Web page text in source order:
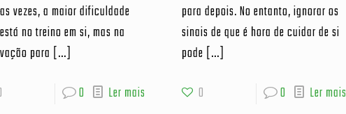
vezes, a maior dificuldade
no treino em si, mas na
para […]
0 Ler mais
para depois. No entanto, ignorar os
sinais de que é hora de cuidar de si
pode […]
0
0 Ler mais